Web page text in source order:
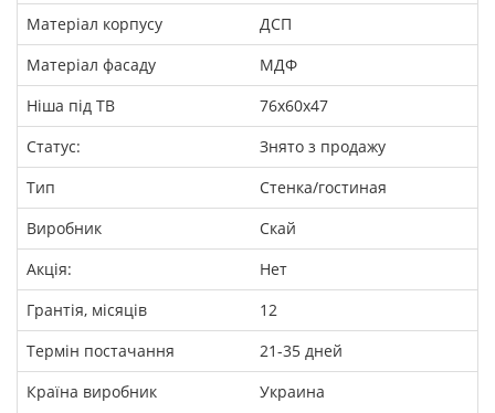
Матеріал корпусу
ДСП
Матеріал фасаду
МДФ
Ніша під ТВ
76х60х47
Статус:
Знято з продажу
Тип
Стенка/гостиная
Виробник
Скай
Акція:
Нет
Грантія, місяців
12
Термін постачання
21-35 дней
Країна виробник
Украина